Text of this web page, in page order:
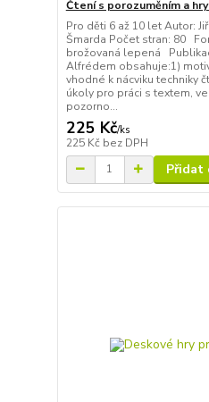
Čtení s porozuměním a
Pro děti 6 až 10 let Autor:
Šmarda Počet stran: 80
brožovaná lepená
Alfrédem obsahuje:1)
vhodné k nácviku techniky
úkoly pro práci s textem,
pozorno...
225 Kč/ks
225 Kč bez DPH
Přidat